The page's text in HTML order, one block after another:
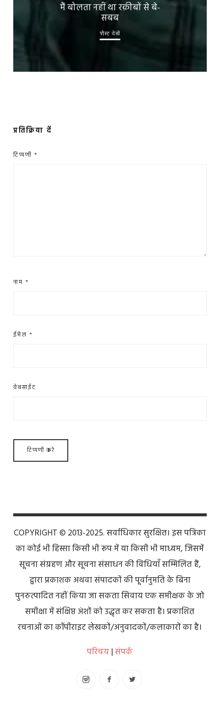
मैं बोलता नहीं था रक़ीबों से बे-
सबब
पोस्ट देखें
प्रतिक्रिया दें
टिप्पणी *
नाम *
ईमेल *
वेबसाईट
COPYRIGHT © 2013-2025. सर्वाधिकार सुरक्षित। इस पत्रिका
का कोई भी हिस्सा किसी भी रूप में या किसी भी माध्यम, जिसमें
सूचना संग्रहण और सूचना संसाधन की विधियाँ सम्मिलित हैं,
द्वारा प्रकाशक अथवा संपादकों की पूर्वानुमति के बिना
पुनरुत्पादित नहीं किया जा सकता सिवाय एक समीक्षक के जो
समीक्षा में संक्षिप्त अंशों को उद्धृत कर सकता है। प्रकाशित
रचनाओं का कॉपीराइट लेखकों/अनुवादकों/कलाकारों का है।
परिचय|संपर्क